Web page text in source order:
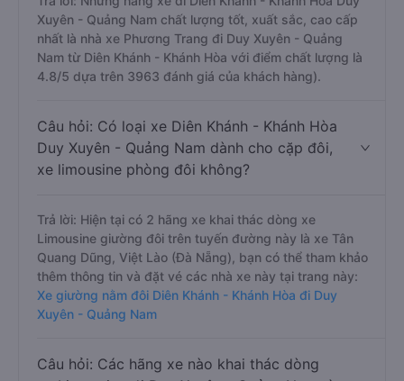
Xuyên - Quảng Nam chất lượng tốt, xuất sắc, cao cấp
nhất là nhà xe Phương Trang đi Duy Xuyên - Quảng
Nam từ Diên Khánh - Khánh Hòa với điểm chất lượng là
4.8/5 dựa trên 3963 đánh giá của khách hàng).
Câu hỏi: Có loại xe Diên Khánh - Khánh Hòa
Duy Xuyên - Quảng Nam dành cho cặp đôi,
xe limousine phòng đôi không?
Trả lời: Hiện tại có 2 hãng xe khai thác dòng xe
Limousine giường đôi trên tuyến đường này là xe Tân
Quang Dũng, Việt Lào (Đà Nẵng), bạn có thể tham khảo
thêm thông tin và đặt vé các nhà xe này tại trang này:
Xe giường nằm đôi Diên Khánh - Khánh Hòa đi Duy
Xuyên - Quảng Nam
Câu hỏi: Các hãng xe nào khai thác dòng